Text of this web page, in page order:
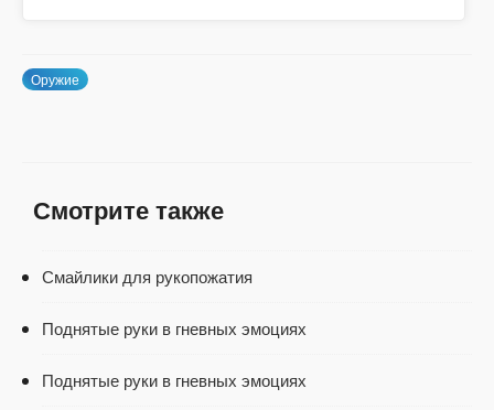
Оружие
Смотрите также
Смайлики для рукопожатия
Поднятые руки в гневных эмоциях
Поднятые руки в гневных эмоциях